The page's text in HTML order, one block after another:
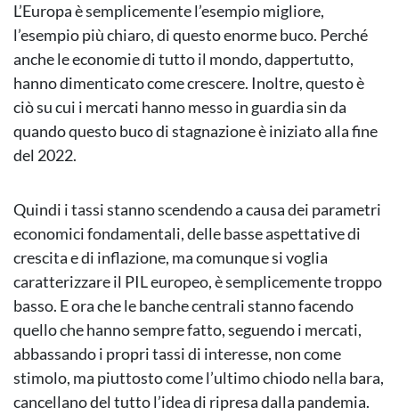
L’Europa è semplicemente l’esempio migliore,
l’esempio più chiaro, di questo enorme buco. Perché
anche le economie di tutto il mondo, dappertutto,
hanno dimenticato come crescere. Inoltre, questo è
ciò su cui i mercati hanno messo in guardia sin da
quando questo buco di stagnazione è iniziato alla fine
del 2022.
Quindi i tassi stanno scendendo a causa dei parametri
economici fondamentali, delle basse aspettative di
crescita e di inflazione, ma comunque si voglia
caratterizzare il PIL europeo, è semplicemente troppo
basso. E ora che le banche centrali stanno facendo
quello che hanno sempre fatto, seguendo i mercati,
abbassando i propri tassi di interesse, non come
stimolo, ma piuttosto come l’ultimo chiodo nella bara,
cancellano del tutto l’idea di ripresa dalla pandemia.